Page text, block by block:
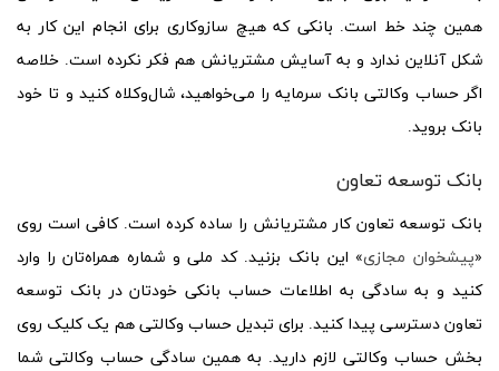
همین چند خط است. بانکی که هیچ سازوکاری برای انجام این کار به
شکل آنلاین ندارد و به آسایش مشتریانش هم فکر نکرده است. خلاصه
اگر حساب وکالتی بانک سرمایه را می‌خواهید، شال‌وکلاه کنید و تا خود
بانک بروید.
بانک توسعه تعاون
بانک توسعه تعاون کار مشتریانش را ساده کرده است. کافی است روی
«پیشخوان مجازی» این بانک بزنید. کد ملی و شماره همراه‌تان را وارد
کنید و به سادگی به اطلاعات حساب بانکی خودتان در بانک توسعه
تعاون دسترسی پیدا کنید. برای تبدیل حساب وکالتی هم یک کلیک روی
بخش حساب وکالتی لازم دارید. به همین سادگی حساب وکالتی شما